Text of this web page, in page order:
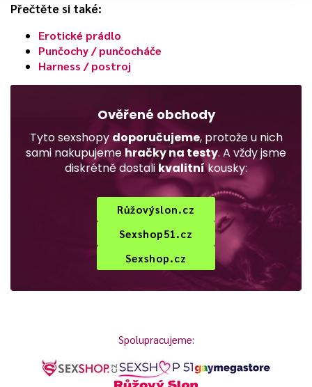
Přečtěte si také:
Erotické prádlo
Punčochy / punčocháče
Harness / postroj
Ověřené obchody
Tyto sexshopy doporučujeme, protože u nich
sami nakupujeme hračky na testy. A vždy jsme
diskrétně dostali kvalitníkousky:
Růžovýslon.cz
Sexshop51.cz
Sexshop.cz
Spolupracujeme: